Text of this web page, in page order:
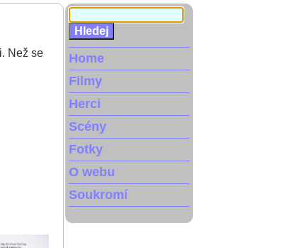
Než se
Home
Filmy
Herci
Scény
Fotky
O webu
Soukromí